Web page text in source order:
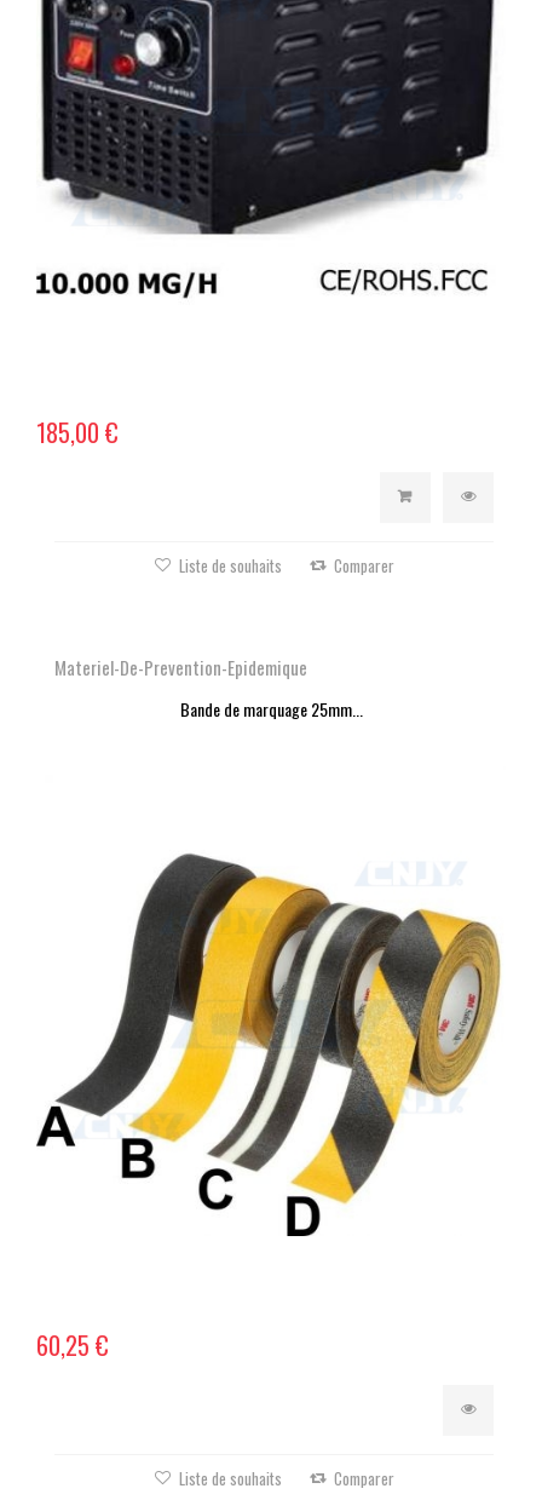
185,00 €
Liste de souhaits Comparer
Materiel-De-Prevention-Epidemique
Bande de marquage 25mm...
60,25 €
Liste de souhaits Comparer